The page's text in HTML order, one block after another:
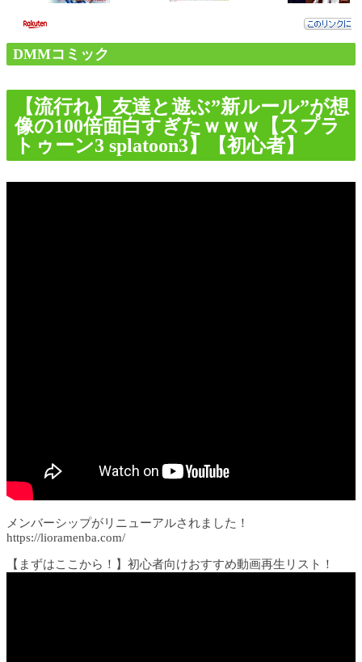
DMMコミック
【流行れ】友達と遊ぶ”新ルール”が想
像の100倍面白すぎたｗｗｗ【スプラ
トゥーン3 splatoon3】【初心者】
メンバーシップがリニューアルされました！
https://lioramenba.com/
【まずはここから！】初心者向けおすすめ動画再生リスト！